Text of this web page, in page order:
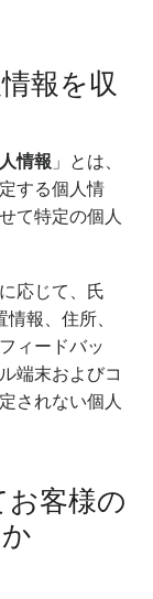
報を収
情報 」とは、
する個人情
て特定の個人
応じて、氏
報、住所、
ィードバッ
端末およびコ
されない個人
客様の